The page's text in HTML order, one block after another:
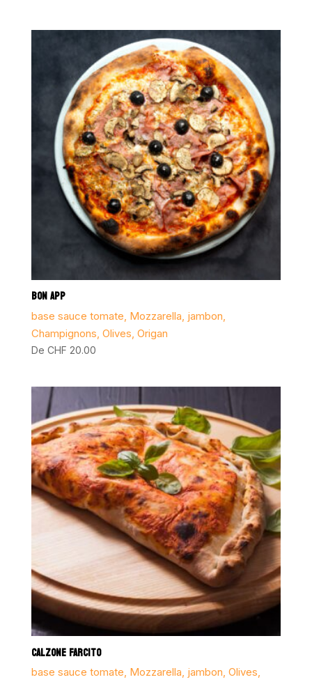
BON APP
base sauce tomate, Mozzarella, jambon,
Champignons, Olives, Origan
De CHF 20.00
CALZONE FARCITO
base sauce tomate, Mozzarella, jambon, Olives,